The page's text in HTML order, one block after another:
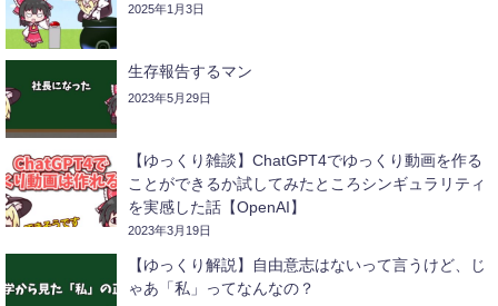
2025年1月3日
生存報告するマン
2023年5月29日
【ゆっくり雑談】ChatGPT4でゆっくり動画を作る
ことができるか試してみたところシンギュラリティ
を実感した話【OpenAI】
2023年3月19日
【ゆっくり解説】自由意志はないって言うけど、じ
ゃあ「私」ってなんなの？